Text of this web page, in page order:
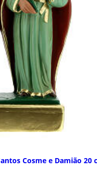
Cosme e Damião 20